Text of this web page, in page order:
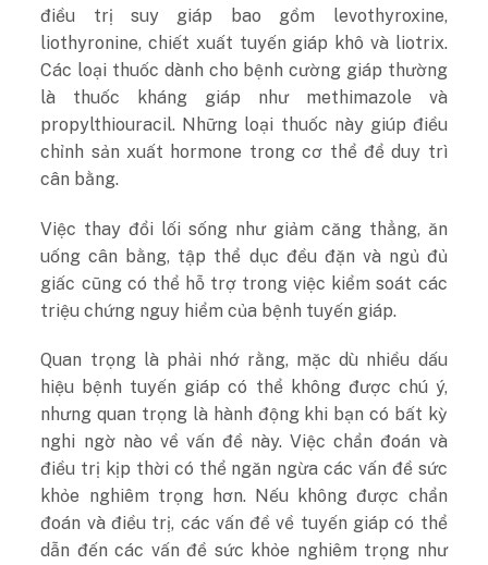
điều trị suy giáp bao gồm levothyroxine,
liothyronine, chiết xuất tuyến giáp khô và liotrix.
Các loại thuốc dành cho bệnh cường giáp thường
là thuốc kháng giáp như methimazole và
propylthiouracil. Những loại thuốc này giúp điều
chỉnh sản xuất hormone trong cơ thể để duy trì
cân bằng.
Việc thay đổi lối sống như giảm căng thẳng, ăn
uống cân bằng, tập thể dục đều đặn và ngủ đủ
giấc cũng có thể hỗ trợ trong việc kiểm soát các
triệu chứng nguy hiểm của bệnh tuyến giáp.
Quan trọng là phải nhớ rằng, mặc dù nhiều dấu
hiệu bệnh tuyến giáp có thể không được chú ý,
nhưng quan trọng là hành động khi bạn có bất kỳ
nghi ngờ nào về vấn đề này. Việc chẩn đoán và
điều trị kịp thời có thể ngăn ngừa các vấn đề sức
khỏe nghiêm trọng hơn. Nếu không được chẩn
đoán và điều trị, các vấn đề về tuyến giáp có thể
dẫn đến các vấn đề sức khỏe nghiêm trọng như